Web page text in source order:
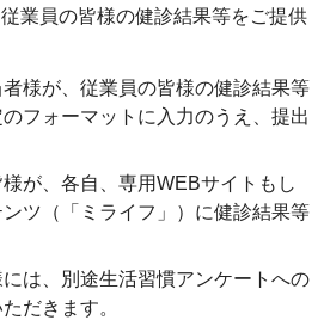
業員の皆様の健診結果等をご提供
様が、従業員の皆様の健診結果等
フォーマットに入力のうえ、提出
が、各自、専用WEBサイトもし
ツ（「ミライフ」）に健診結果等
、別途生活習慣アンケートへの
だきます。